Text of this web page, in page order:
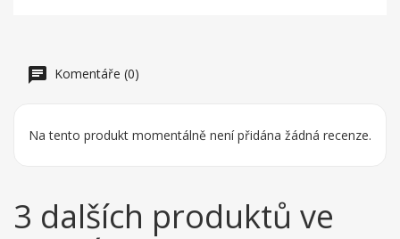
Komentáře (0)
Na tento produkt momentálně není přidána žádná recenze.
3 dalších produktů ve